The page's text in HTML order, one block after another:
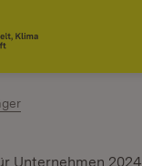
Unternehmen 2024